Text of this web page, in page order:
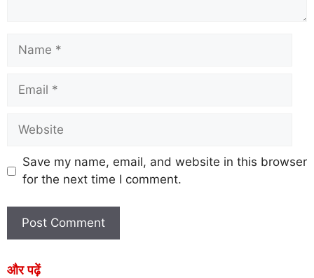
Save my name, email, and website in this browser
for the next time I comment.
और पढ़ें